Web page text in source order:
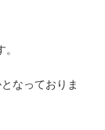
なっておりま